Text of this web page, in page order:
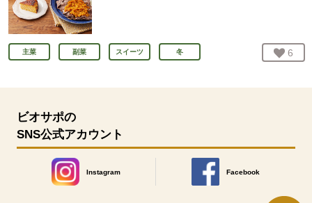
主菜 副菜 スイーツ 冬 お気
6
ビオサポの
SNS公式アカウント
Instagram
別のウィンドウで開きます。
Facebook
別のウィンドウで開きます